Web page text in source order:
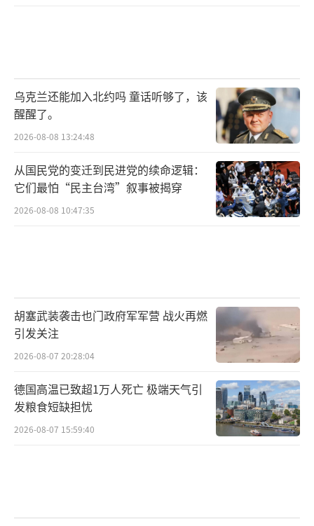
乌克兰还能加入北约吗 童话听够了，该
醒醒了。
2026-08-08 13:24:48
从国民党的变迁到民进党的续命逻辑：
它们最怕“民主台湾”叙事被揭穿
2026-08-08 10:47:35
胡塞武装袭击也门政府军军营 战火再燃
引发关注
2026-08-07 20:28:04
德国高温已致超1万人死亡 极端天气引
发粮食短缺担忧
2026-08-07 15:59:40